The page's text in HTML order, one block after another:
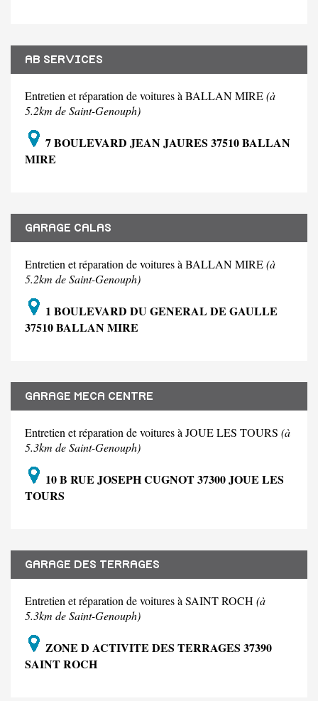
AB SERVICES
Entretien et réparation de voitures à BALLAN MIRE(à
5.2km de Saint-Genouph)
7 BOULEVARD JEAN JAURES 37510 BALLAN
MIRE
GARAGE CALAS
Entretien et réparation de voitures à BALLAN MIRE(à
5.2km de Saint-Genouph)
1 BOULEVARD DU GENERAL DE GAULLE
37510 BALLAN MIRE
GARAGE MECA CENTRE
Entretien et réparation de voitures à JOUE LES TOURS (à
5.3km de Saint-Genouph)
10 B RUE JOSEPH CUGNOT 37300 JOUE LES
TOURS
GARAGE DES TERRAGES
Entretien et réparation de voitures à SAINT ROCH (à
5.3km de Saint-Genouph)
ZONE D ACTIVITE DES TERRAGES 37390
SAINT ROCH